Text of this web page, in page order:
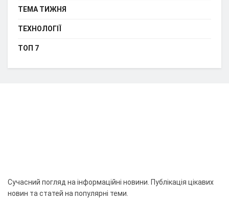
ТЕМА ТИЖНЯ
ТЕХНОЛОГІЇ
ТОП 7
Сучасний погляд на інформаційні новини. Публікація цікавих
новин та статей на популярні теми.